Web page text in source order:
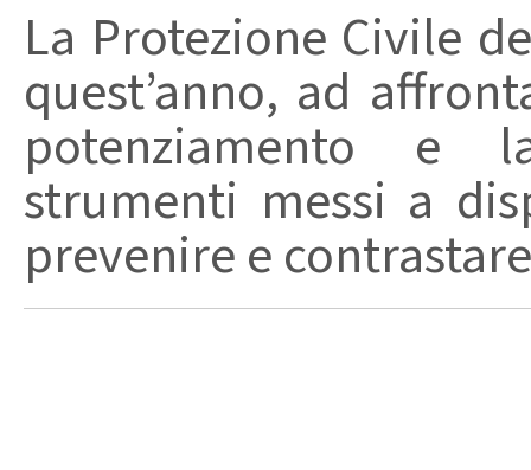
La Protezione Civile
quest’anno, ad
potenziamento e
strumenti messi a
prevenire e